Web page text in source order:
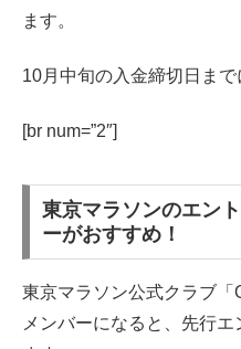
ます。
10月中旬の入金締切日まで
[br num=”2″]
東京マラソンのエン
ーがおすすめ！
東京マラソン公式クラブ
メンバーになると、先行